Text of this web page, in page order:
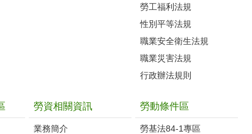
勞工福利法規
性別平等法規
職業安全衛生法規
職業災害法規
行政辦法規則
勞資相關資訊
業務簡介
勞動條件區
勞基法84-1專區